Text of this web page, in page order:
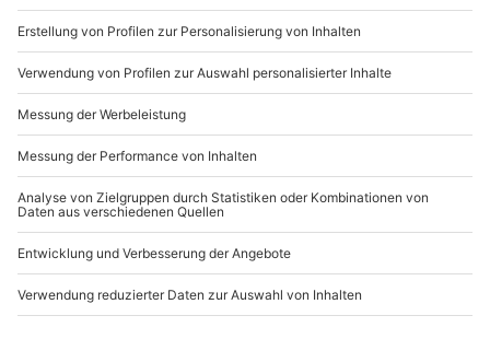
b2b@mydays.de
Andere Produkte entdecken